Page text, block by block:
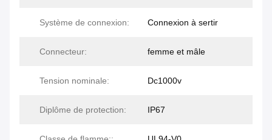
Système de connexion: Connexion à sertir
Connecteur: femme et mâle
Tension nominale: Dc1000v
Diplôme de protection: IP67